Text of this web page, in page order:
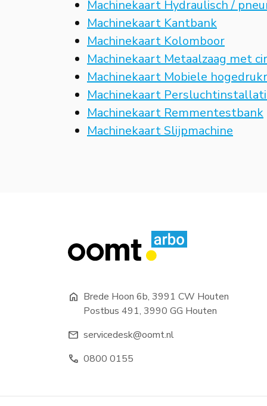
Machinekaart Hydraulisch /
Machinekaart Kantbank
Machinekaart Kolomboor
Machinekaart Metaalzaag met
Machinekaart Mobiele
Machinekaart
Machinekaart Remmentestbank
Machinekaart Slijpmachine
home Brede Hoon 6b, 3991 CW Houten
Postbus 491, 3990 GG Houten
mail servicedesk@oomt.nl
phone 0800 0155